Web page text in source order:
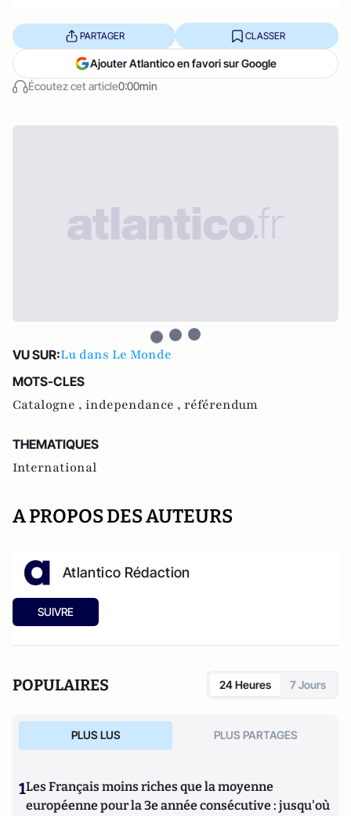
Écoutez cet article0:00min
PARTAGER CLASSER
Ajouter Atlantico en favori sur Google
VU SUR:Lu dans Le Monde
MOTS-CLES
Catalogne , independance , référendum
THEMATIQUES
International
A PROPOS DES AUTEURS
Atlantico Rédaction
SUIVRE
POPULAIRES 24 Heures 7 Jours
PLUS LUS PLUS PARTAGES
1Les Français moins riches que la moyenne
européenne pour la 3e année consécutive : jusqu'où